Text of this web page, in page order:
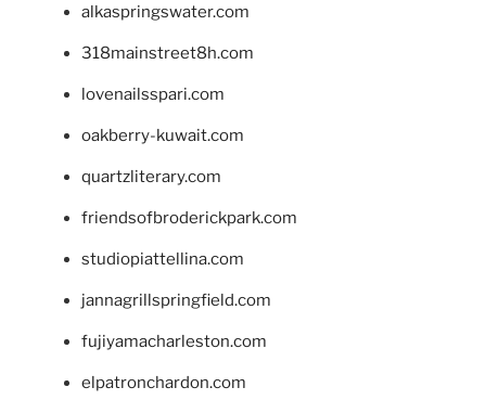
alkaspringswater.com
318mainstreet8h.com
lovenailsspari.com
oakberry-kuwait.com
quartzliterary.com
friendsofbroderickpark.com
studiopiattellina.com
jannagrillspringfield.com
fujiyamacharleston.com
elpatronchardon.com